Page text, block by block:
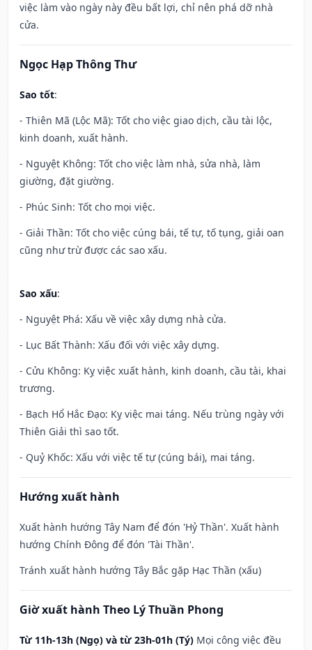
việc làm vào ngày này đều bất lợi, chỉ nên phá dỡ nhà
cửa.
Ngọc Hạp Thông Thư
Sao tốt:
- Thiên Mã (Lộc Mã): Tốt cho việc giao dịch, cầu tài lộc,
kinh doanh, xuất hành.
- Nguyệt Không: Tốt cho việc làm nhà, sửa nhà, làm
giường, đặt giường.
- Phúc Sinh: Tốt cho mọi việc.
- Giải Thần: Tốt cho việc cúng bái, tế tự, tố tụng, giải oan
cũng như trừ được các sao xấu.
Sao xấu:
- Nguyệt Phá: Xấu về việc xây dựng nhà cửa.
- Lục Bất Thành: Xấu đối với việc xây dựng.
- Cửu Không: Kỵ việc xuất hành, kinh doanh, cầu tài, khai
trương.
- Bạch Hổ Hắc Đạo: Kỵ việc mai táng. Nếu trùng ngày với
Thiên Giải thì sao tốt.
- Quỷ Khốc: Xấu với việc tế tự (cúng bái), mai táng.
Hướng xuất hành
Xuất hành hướng Tây Nam để đón 'Hỷ Thần'. Xuất hành
hướng Chính Đông để đón 'Tài Thần'.
Tránh xuất hành hướng Tây Bắc gặp Hạc Thần (xấu)
Giờ xuất hành Theo Lý Thuần Phong
Từ 11h-13h (Ngọ) và từ 23h-01h (Tý) Mọi công việc đều